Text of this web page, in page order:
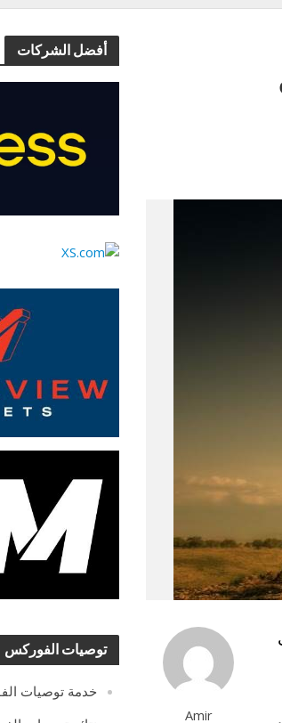
أفضل الشركات
توصيات الفوركس
خدمة توصيات
Amir